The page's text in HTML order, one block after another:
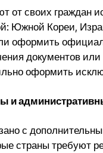
от своих граждан
Южной Кореи,
оформить
документов
оформить
и
с
страны требуют